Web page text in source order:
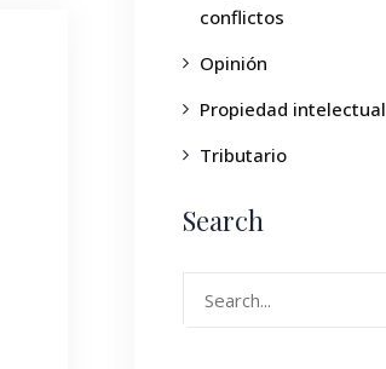
conflictos
Opinión
Propiedad intelectual
Tributario
Search